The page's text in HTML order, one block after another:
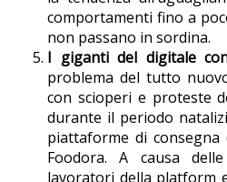
comportamenti fino a
non passano in sordina.
I giganti del digitale
problema del tutto
con scioperi e proteste
durante il periodo
piattaforme di
Foodora. A causa
lavoratori della platform